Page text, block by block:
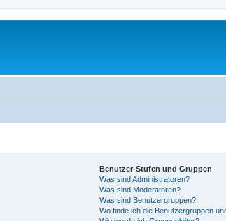
Benutzer-Stufen und Gruppen
Was sind Administratoren?
Was sind Moderatoren?
Was sind Benutzergruppen?
Wo finde ich die Benutzergruppen